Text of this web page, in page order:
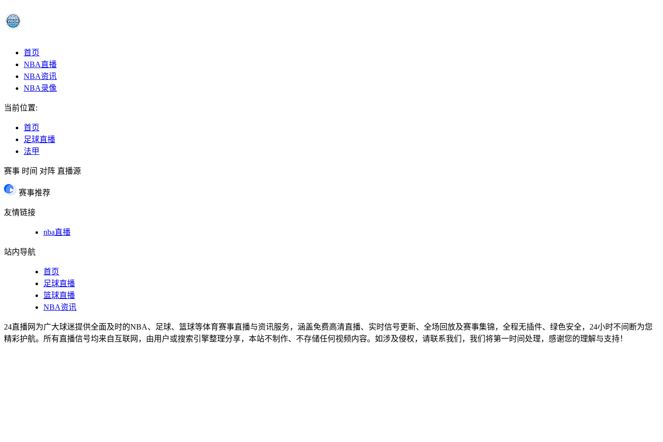
首页
NBA直播
NBA资讯
NBA录像
当前位置:
首页
足球直播
法甲
赛事 时间 对阵 直播源
赛事推荐
友情链接
nba直播
站内导航
首页
足球直播
篮球直播
NBA资讯
24直播网为广大球迷提供全面及时的NBA、足球、篮球等体育赛事直播与资讯服务，涵盖免费高清直播、实时信号更新、全场回放及赛事集锦，全程无插件、绿色安全，24小时不间断为您
精彩护航。所有直播信号均来自互联网，由用户或搜索引擎整理分享，本站不制作、不存储任何视频内容。如涉及侵权，请联系我们，我们将第一时间处理，感谢您的理解与支持！